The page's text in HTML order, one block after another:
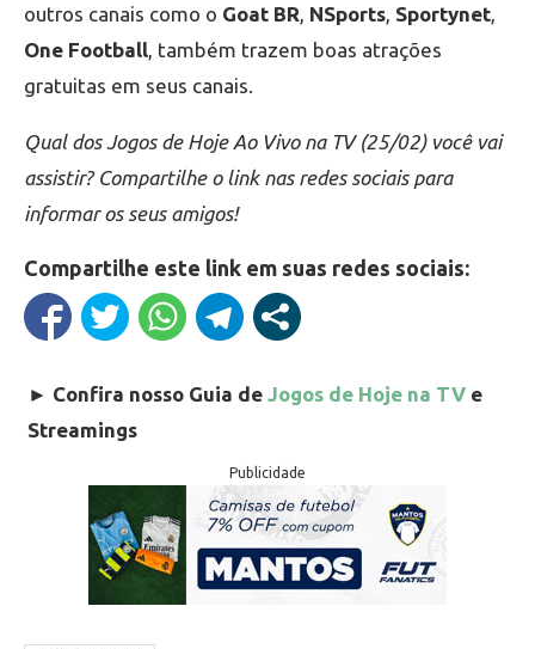
outros canais como o Goat BR NSports Sportynet
One Football , também trazem boas atrações
gratuitas em seus canais.
Qual dos Jogos de Hoje Ao Vivo na TV (25/02) você vai
assistir? Compartilhe o link nas redes sociais para
informar os seus amigos!
Compartilhe este link em suas redes sociais:
► Confira nosso Guia de Jogos de Hoje na TV e
Streamings
Publicidade